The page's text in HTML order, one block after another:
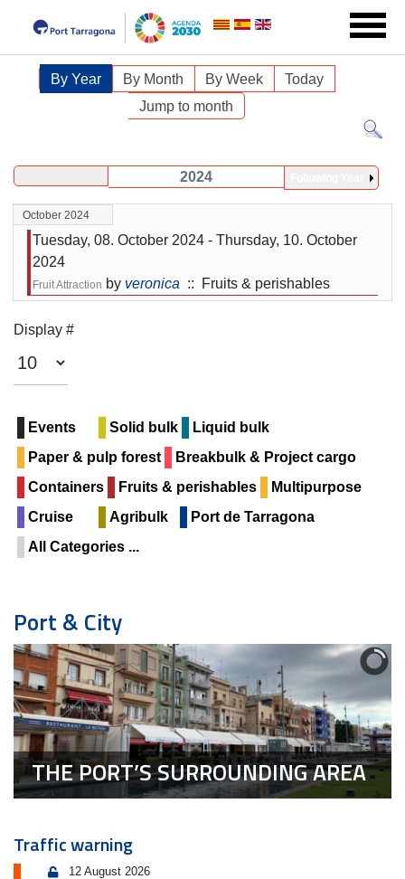
By Year By Month By Week
Today
Jump to month
2024
October 2024
Tuesday, 08. October 2024 - Thursday, 10. October
2024
Fruit Attraction by veronica :: Fruits & perishables
Pagination List Limit
Display #
Events Solid bulk
Liquid bulk
Paper & pulp forest
Breakbulk & Project cargo
Containers
Fruits & perishables
Multipurpose
Cruise
Agribulk
Port de Tarragona
All Categories ...
Port & City
THE PORT’S SURROUNDING AREA
Traffic warning
12 August 2026